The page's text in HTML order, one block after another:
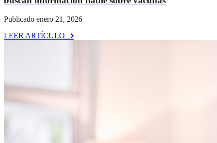
Publicado enero 21, 2026
LEER ARTÍCULO